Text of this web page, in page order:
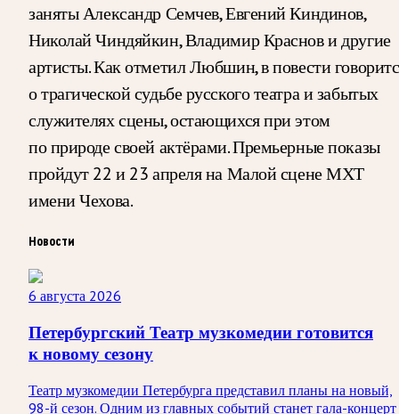
заняты Александр Семчев, Евгений Киндинов,
Николай Чиндяйкин, Владимир Краснов и другие
артисты. Как отметил Любшин, в повести
о трагической судьбе русского театра и забытых
служителях сцены, остающихся при этом
по природе своей актёрами. Премьерные показы
пройдут 22 и 23 апреля на Малой сцене МХТ
имени Чехова.
Новости
6 августа 2026
Петербургский Театр музкомедии готовится
к новому сезону
Театр музкомедии Петербурга представил планы на новый,
98-й сезон. Одним из главных событий станет гала-концерт